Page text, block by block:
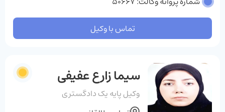
تماس با وکیل
سیما زارع‌ عفیفی‌
وکیل پایه یک دادگستری